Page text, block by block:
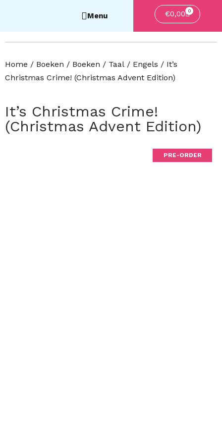
€0,00 0
Home / Boeken / Boeken / Taal / Engels / It’s
Christmas Crime! (Christmas Advent Edition)
It’s Christmas Crime!
(Christmas Advent Edition)
PRE-ORDER